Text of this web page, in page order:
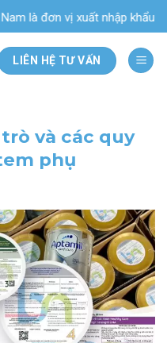
đơn vị xuất nhập khẩu &
LIÊN HỆ TƯ VẤN
và các quy
phụ